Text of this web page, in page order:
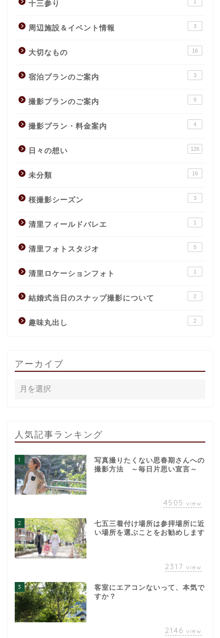
十三参り 1
周辺施設＆イベント情報 3
大切なもの 16
宿泊プランのご案内 3
撮影プランのご案内 9
撮影プラン・料金案内 4
日々の想い 126
未分類 16
桜撮影シーズン 3
清里フィールドバレエ 1
清里フォトスタジオ 5
清里ロケーションフォト 1
結婚式当日のスナップ撮影について 2
趣味丸出し 2
アーカイブ
人気記事ランキング
1
写真撮りたくない思春期さんへの
撮影方法 ～毎日片思い宣言～
4505 view
2
七五三着付け場所は参拝場所に近
い場所を選ぶことをお勧めします
2317 view
3
客室にエアコンないって、本気で
すか？
2146 view